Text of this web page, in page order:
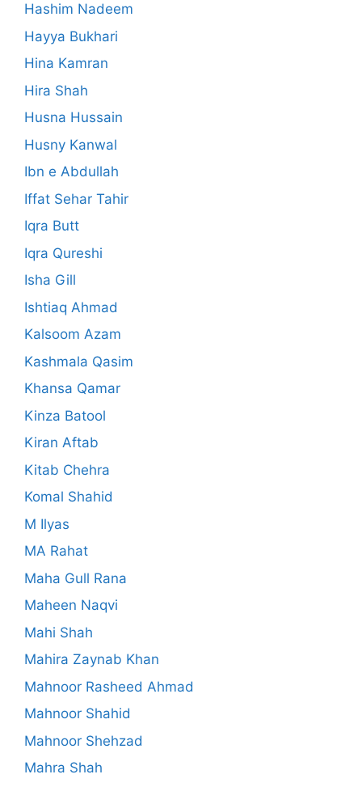
Hashim Nadeem
Hayya Bukhari
Hina Kamran
Hira Shah
Husna Hussain
Husny Kanwal
Ibn e Abdullah
Iffat Sehar Tahir
Iqra Butt
Iqra Qureshi
Isha Gill
Ishtiaq Ahmad
Kalsoom Azam
Kashmala Qasim
Khansa Qamar
Kinza Batool
Kiran Aftab
Kitab Chehra
Komal Shahid
M Ilyas
MA Rahat
Maha Gull Rana
Maheen Naqvi
Mahi Shah
Mahira Zaynab Khan
Mahnoor Rasheed Ahmad
Mahnoor Shahid
Mahnoor Shehzad
Mahra Shah